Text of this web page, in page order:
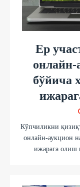
Ер
онлайн-
бўйича
Кўпчиликни
онлайн-аукцион
ижарага олиш